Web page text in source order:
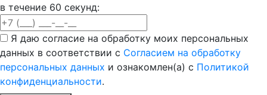
в течение 60 секунд:
Я даю согласие на обработку моих персональных
данных в соответствии с Согласием на обработку
персональных данных и ознакомлен(а) с Политикой
конфиденциальности.